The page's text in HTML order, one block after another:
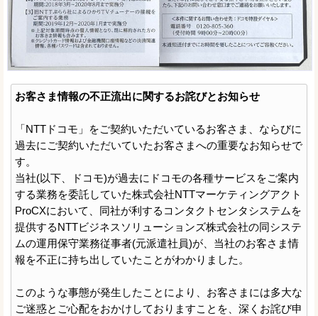
お客さま情報の不正流出に関するお詫びとお知らせ
「NTTドコモ」をご契約いただいているお客さま、ならびに
過去にご契約いただいていたお客さまへの重要なお知らせで
す。
当社(以下、ドコモ)が過去にドコモの各種サービスをご案内
する業務を委託していた株式会社NTTマーケティングアクト
ProCXにおいて、同社が利するコンタクトセンタシステムを
提供するNTTビジネスソリューションズ株式会社の同システ
ムの運用保守業務従事者(元派遣社員)が、当社のお客さま情
報を不正に持ち出していたことがわかりました。
このような事態が発生したことにより、お客さまには多大な
ご迷惑とご心配をおかけしておりますことを、深くお詫び申